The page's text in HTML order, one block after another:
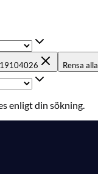
Rensa alla
enligt din sökning.